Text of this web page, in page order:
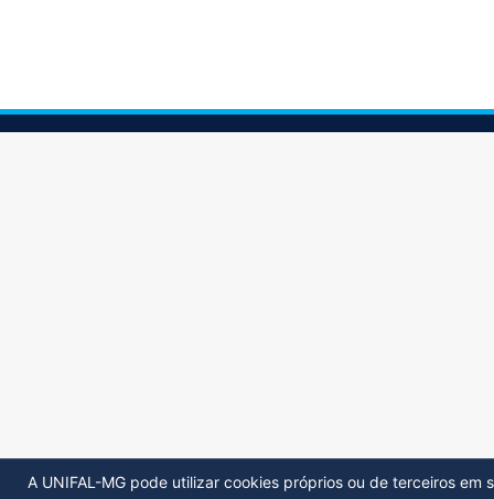
A UNIFAL-MG pode utilizar cookies próprios ou de terceiros em